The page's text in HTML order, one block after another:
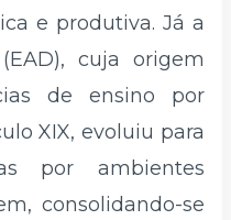
e produtiva. Já a
cuja origem
de ensino por
XIX, evoluiu para
por ambientes
consolidando-se